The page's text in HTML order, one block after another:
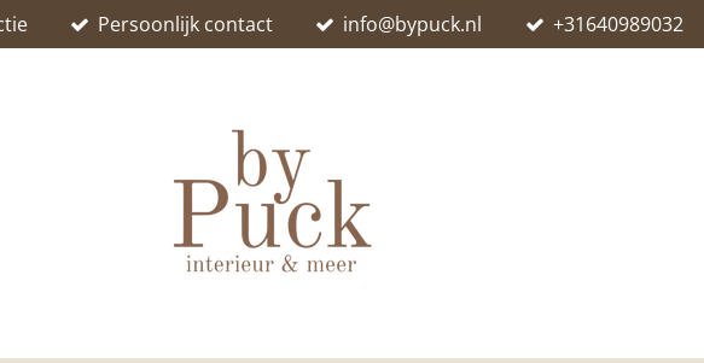
Persoonlijk contact info@bypuck.nl +31640989032